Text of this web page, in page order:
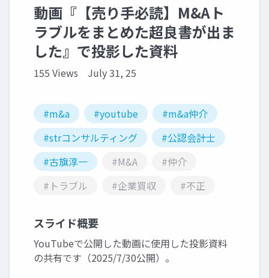
動画『【売り手必読】M&Aト
ラブルをまとめた超良書が出ま
した』で投影した資料
155 Views July 31, 25
#m&a #youtube
#m&a仲介
#strコンサルティング
#公認会計士
#古旗淳一
#M&A
#仲介
#トラブル
#企業買収 #不正
スライド概要
YouTubeで公開した動画に使用した投影資料
の共有です（2025/7/30公開）。